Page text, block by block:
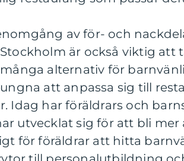
av för- och
är också viktig att
alternativ för
att anpassa sig till
Idag har föräldrars och
utvecklat sig för att bli mer
för föräldrar att hitta